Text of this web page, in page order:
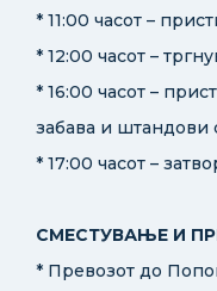
* 11:00 часот –
* 12:00 часот –
* 16:00 часот –
забава и штандови
* 17:00 часот –
СМЕСТУВАЊЕ И
* Превозот до